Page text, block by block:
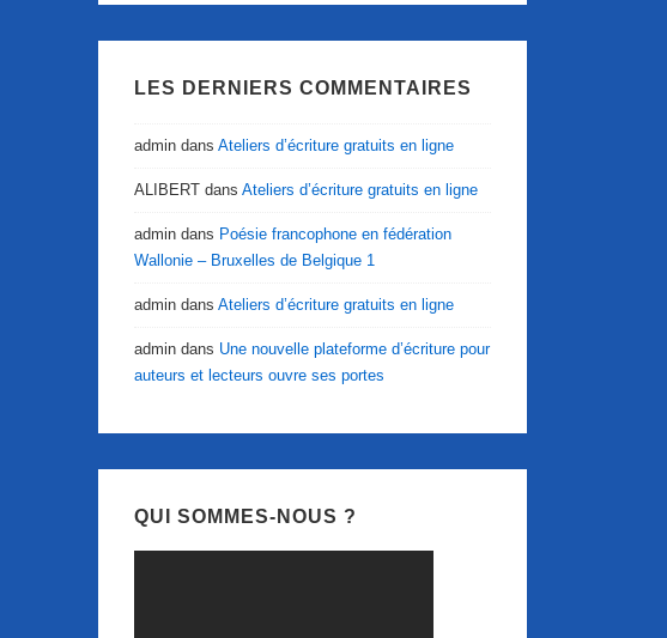
LES DERNIERS COMMENTAIRES
admin dansAteliers d’écriture gratuits en ligne
ALIBERT dansAteliers d’écriture gratuits en ligne
admin dans Poésie francophone en fédération
Wallonie – Bruxelles de Belgique 1
admin dansAteliers d’écriture gratuits en ligne
admin dans Une nouvelle plateforme d’écriture pour
auteurs et lecteurs ouvre ses portes
QUI SOMMES-NOUS ?